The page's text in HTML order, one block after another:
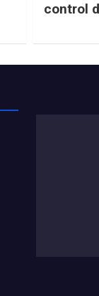
control